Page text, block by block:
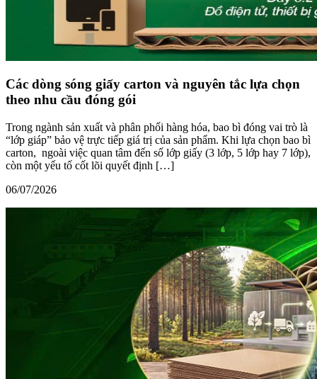
Các dòng sóng giấy carton và nguyên tắc lựa chọn
theo nhu cầu đóng gói
Trong ngành sản xuất và phân phối hàng hóa, bao bì đóng vai trò là
“lớp giáp” bảo vệ trực tiếp giá trị của sản phẩm. Khi lựa chọn bao bì
carton, ngoài việc quan tâm đến số lớp giấy (3 lớp, 5 lớp hay 7 lớp),
còn một yếu tố cốt lõi quyết định […]
06/07/2026